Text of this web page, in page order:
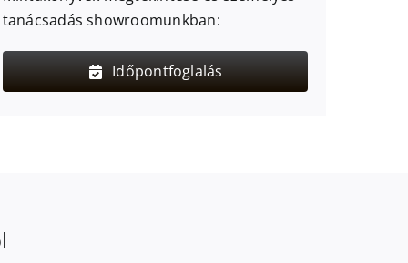
tanácsadás showroomunkban:
Időpontfoglalás